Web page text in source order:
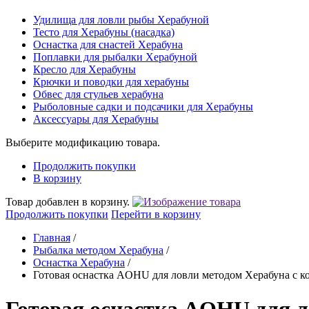
Удилища для ловли рыбы Херабуной
Тесто для Херабуны (насадка)
Оснастка для снастей Херабуна
Поплавки для рыбалки Херабуной
Кресло для Херабуны
Крючки и поводки для херабуны
Обвес для стульев херабуна
Рыболовные садки и подсачики для Херабуны
Аксессуары для Херабуны
Выберите модификацию товара.
Продолжить покупки
В корзину
Товар добавлен в корзину.
Продолжить покупки Перейти в корзину
Главная /
Рыбалка методом Херабуна /
Оснастка Херабуна /
Готовая оснастка AOHU для ловли методом Херабуна с